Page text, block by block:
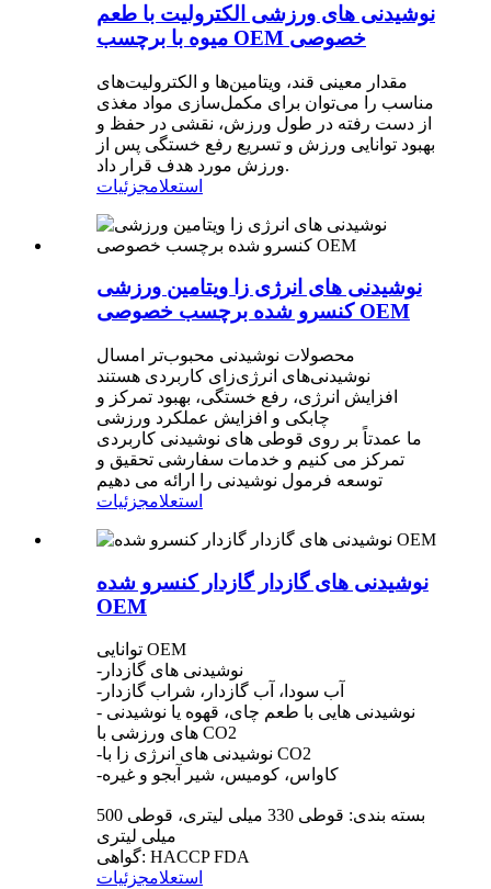
نوشیدنی های ورزشی الکترولیت با طعم
میوه با برچسب OEM خصوصی
مقدار معینی قند، ویتامین‌ها و الکترولیت‌های
مناسب را می‌توان برای مکمل‌سازی مواد مغذی
از دست رفته در طول ورزش، نقشی در حفظ و
بهبود توانایی ورزش و تسریع رفع خستگی پس از
ورزش مورد هدف قرار داد.
استعلامجزئیات
نوشیدنی های انرژی زا ویتامین ورزشی
کنسرو شده برچسب خصوصی OEM
محصولات نوشیدنی محبوب‌تر امسال
نوشیدنی‌های انرژی‌زای کاربردی هستند
افزایش انرژی، رفع خستگی، بهبود تمرکز و
چابکی و افزایش عملکرد ورزشی
ما عمدتاً بر روی قوطی های نوشیدنی کاربردی
تمرکز می کنیم و خدمات سفارشی تحقیق و
توسعه فرمول نوشیدنی را ارائه می دهیم
استعلامجزئیات
نوشیدنی های گازدار گازدار کنسرو شده
OEM
توانایی OEM
-نوشیدنی های گازدار
-آب سودا، آب گازدار، شراب گازدار
- نوشیدنی هایی با طعم چای، قهوه یا نوشیدنی
های ورزشی با CO2
-نوشیدنی های انرژی زا با CO2
-کاواس، کومیس، شیر آبجو و غیره
بسته بندی: قوطی 330 میلی لیتری، قوطی 500
میلی لیتری
گواهی: HACCP FDA
استعلامجزئیات